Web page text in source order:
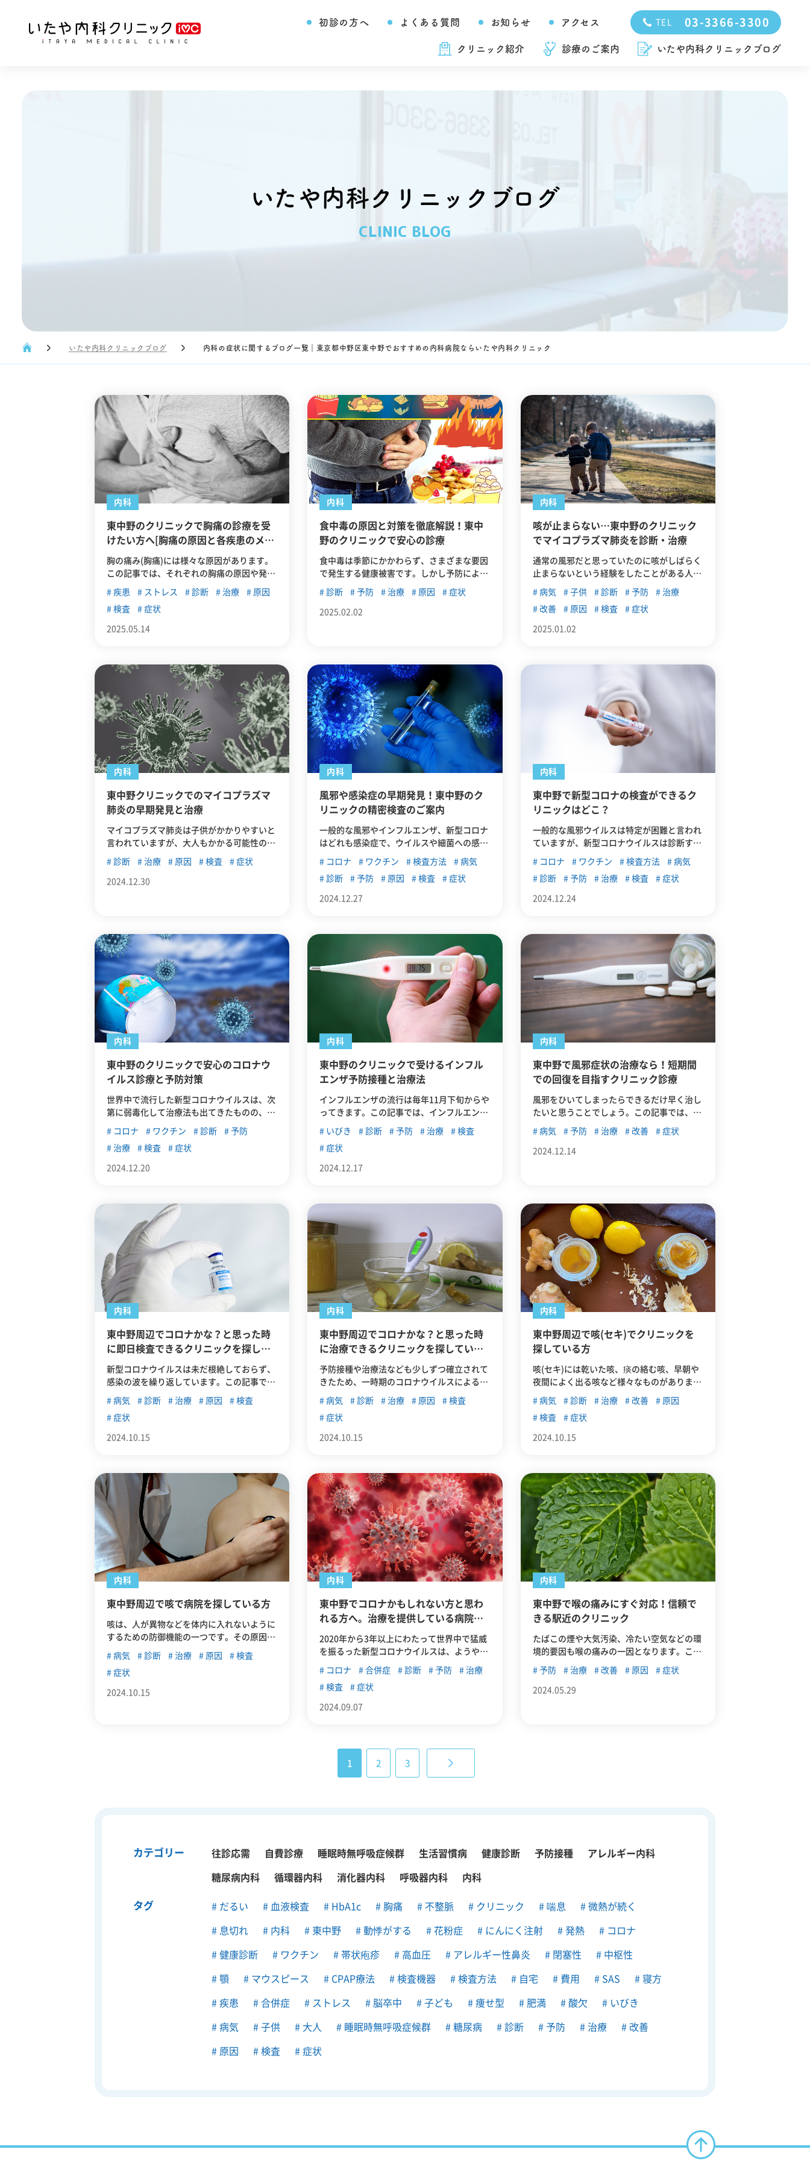
初診の方へ よくある質問 お知らせ アクセス TEL 03-3366-3300
クリニック紹介 診療のご案内 いたや内科クリニックブログ
いたや内科クリニックブログ
CLINIC BLOG
いたや内科クリニックブログ 内科の症状に関するブログ一覧｜東京都中野区東中野でおすすめの内科病院ならいたや内科クリニック
内科
東中野のクリニックで胸痛の診療を受
けたい方へ[胸痛の原因と各疾患のメカ
ニズム・診断・治療]
胸の痛み(胸痛)には様々な原因があります。
この記事では、それぞれの胸痛の原因や発症
のメカニズム、東中野のクリニックでも対応
している診断方法、治療方法について解説し
ていきます。
疾患 ストレス 診断 治療
原因
検査
症状
2025.05.14
内科
食中毒の原因と対策を徹底解説！東中
野のクリニックで安心の診療
食中毒は季節にかかわらず、さまざまな要因
で発生する健康被害です。しかし予防によっ
てある程度は防ぐことが可能なため、事前に
正しい知識を身につけておくことが重要で
す。この記事では、食中毒の主な原因や予
診断 予防 治療 原因 症状
2025.02.02
内科
咳が止まらない…東中野のクリニック
でマイコプラズマ肺炎を診断・治療
通常の風邪だと思っていたのに咳がしばらく
止まらないという経験をしたことがある人は
いないでしょうか。その症状はマイコプラズ
マ肺炎の可能性があります。この記事では、
マイコプラズマ肺炎の概要について解説した
うえで、東中野でマイコプラズマ肺炎の診
病気 子供 診断 予防
治療
改善
原因 検査 症状
2025.01.02
内科
東中野クリニックでのマイコプラズマ
肺炎の早期発見と治療
マイコプラズマ肺炎は子供がかかりやすいと
言われていますが、大人もかかる可能性のあ
る感染症です。この記事では、マイコプラズ
マ肺炎の概要を紹介したうえで、東中野でマ
イコプラズマ肺炎の診断・治療が可能なクリ
診断 治療 原因 検査 症状
2024.12.30
内科
風邪や感染症の早期発見！東中野のク
リニックの精密検査のご案内
一般的な風邪やインフルエンザ、新型コロナ
はどれも感染症で、ウイルスや細菌への感染
で発症します。この記事では、風邪の症状を
引き起こす様々なウイルスについて、また風
邪・インフルエンザ・新型コロナの違いにつ
いて紹介していきます。
コロナ ワクチン 検査方法
病気
診断
予防 原因 検査 症状
2024.12.27
内科
東中野で新型コロナの検査ができるク
リニックはどこ？
一般的な風邪ウイルスは特定が困難と言われ
ていますが、新型コロナウイルスは診断する
ための検査方法があります。この記事では、
新型コロナに感染した際の症状や検査方法、
予防法について紹介します。東中野で新型コ
ロナの検査ができるクリニックも紹介しま
コロナ ワクチン 検査方法
病気
診断
予防 治療 検査 症状
2024.12.24
内科
東中野のクリニックで安心のコロナウ
イルス診療と予防対策
世界中で流行した新型コロナウイルスは、次
第に弱毒化して治療法も出てきたものの、完
全に消滅したわけではありません。この記事
では、改めて新型コロナについて振り返り、
東中野でおすすめのコロナウイルスに対応し
ているクリニックを紹介していきます。
コロナ ワクチン 診断
予防
治療
検査 症状
2024.12.20
内科
東中野のクリニックで受けるインフル
エンザ予防接種と治療法
インフルエンザの流行は毎年11月下旬からや
ってきます。この記事では、インフルエンザ
ワクチンの予防接種や治療法について解説し
たうえで、東中野でインフルエンザの予防接
種や治療に対応しているクリニックを紹介し
ます。
いびき 診断 予防 治療
検査
症状
2024.12.17
内科
東中野で風邪症状の治療なら！短期間
での回復を目指すクリニック診療
風邪をひいてしまったらできるだけ早く治し
たいと思うことでしょう。この記事では、風
邪の諸症状や種類、予防法について紹介した
うえで、東中野で風邪を治したいときにおす
すめのクリニックを紹介します。
病気 予防 治療 改善 症状
2024.12.14
内科
東中野周辺でコロナかな？と思った時
に即日検査できるクリニックを探して
いる方
新型コロナウイルスは未だ根絶しておらず、
感染の波を繰り返しています。この記事で
は、今一度コロナの概要を振り返ったうえ
で、東中野周辺でコロナの即日検査に対応し
ているクリニックなどを紹介していきます。
病気 診断 治療 原因
検査
症状
2024.10.15
内科
東中野周辺でコロナかな？と思った時
に治療できるクリニックを探している
方
予防接種や治療法なども少しずつ確立されて
きたため、一時期のコロナウイルスによる脅
威は収まりつつあります。しかしコロナウイ
ルスが根絶したわけではなく、季節によって
感染者数が増加傾向になる時があります。こ
の記事では、今一度コロナについて正しい知
病気 診断 治療 原因
検査
症状
2024.10.15
内科
東中野周辺で咳(セキ)でクリニックを
探している方
咳(セキ)には乾いた咳、痰の絡む咳、早朝や
夜間によく出る咳など様々なものがありま
す。この記事では、咳(セキ)が出る原因や、
考えられる病気について解説します。また、
東中野周辺でおすすめのクリニックを紹介し
ていきます。
病気 診断 治療 改善
原因
検査
症状
2024.10.15
内科
東中野周辺で咳で病院を探している方
咳は、人が異物などを体内に入れないように
するための防御機能の一つです。その原因と
なる症状は様々なものが考えられます。この
記事では、主な咳の原因について、東中野周
辺でおすすめの病院について紹介します。
病気 診断 治療 原因
検査
症状
2024.10.15
内科
東中野でコロナかもしれない方と思わ
れる方へ。治療を提供している病院を
2020年から3年以上にわたって世界中で猛威
を振るった新型コロナウイルスは、ようやく
収束傾向に向かってますが決して根絶したわ
けではありません。この記事では今一度、新
型コロナウイルスの症状や予防法・検査方
法・治療方法について振り返ったうえで、東
コロナ 合併症 診断 予防
治療
検査
症状
2024.09.07
内科
東中野で喉の痛みにすぐ対応！信頼で
きる駅近のクリニック
たばこの煙や大気汚染、冷たい空気などの環
境的要因も喉の痛みの一因となります。これ
らの刺激は、喉の粘膜を刺激し、炎症を引き
起こすことがあります。この記事では、環境
要因による喉の痛みへの対応に強い東中野の
予防 治療 改善 原因 症状
2024.05.29
1 2 3
カテゴリー 往診応需 自費診療 睡眠時無呼吸症候群 生活習慣病 健康診断 予防接種 アレルギー内科
糖尿病内科 循環器内科 消化器内科 呼吸器内科 内科
タグ だるい 血液検査 HbA1c 胸痛 不整脈 クリニック 喘息 微熱が続く
息切れ 内科 東中野 動悸がする 花粉症 にんにく注射 発熱 コロナ
健康診断 ワクチン 帯状疱疹 高血圧 アレルギー性鼻炎 閉塞性 中枢性
顎 マウスピース CPAP療法 検査機器 検査方法 自宅 費用 SAS 寝方
疾患 合併症 ストレス 脳卒中 子ども 痩せ型 肥満 酸欠 いびき
病気 子供 大人 睡眠時無呼吸症候群 糖尿病 診断 予防 治療 改善
原因 検査 症状